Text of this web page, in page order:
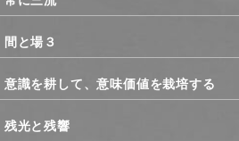
間と場３
意識を耕して、意味価値を栽培する
残光と残響